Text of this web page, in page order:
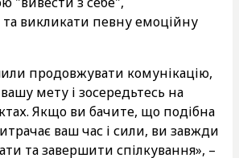
та викликати певну емоційну
продовжувати комунікацію,
мету і зосередьтесь на
Якщо ви бачите, що подібна
ваш час і сили, ви завжди
та завершити спілкування», –